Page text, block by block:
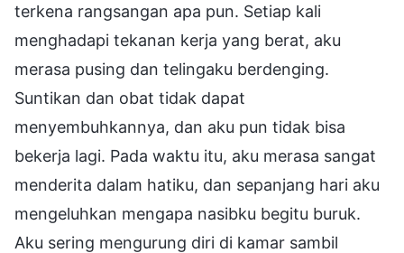
terkena rangsangan apa pun. Setiap kali
menghadapi tekanan kerja yang berat, aku
merasa pusing dan telingaku berdenging.
Suntikan dan obat tidak dapat
menyembuhkannya, dan aku pun tidak bisa
bekerja lagi. Pada waktu itu, aku merasa sangat
menderita dalam hatiku, dan sepanjang hari aku
mengeluhkan mengapa nasibku begitu buruk.
Aku sering mengurung diri di kamar sambil